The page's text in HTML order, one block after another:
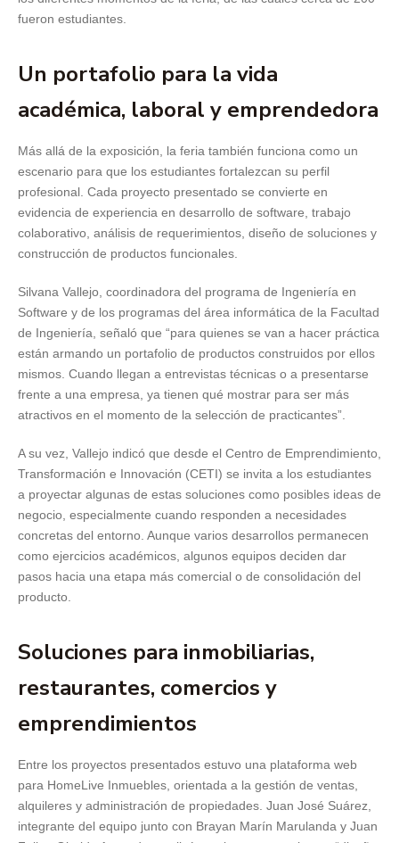
fueron estudiantes.
Un portafolio para la vida
académica, laboral y emprendedora
Más allá de la exposición, la feria también funciona como un
escenario para que los estudiantes fortalezcan su perfil
profesional. Cada proyecto presentado se convierte en
evidencia de experiencia en desarrollo de software, trabajo
colaborativo, análisis de requerimientos, diseño de soluciones y
construcción de productos funcionales.
Silvana Vallejo, coordinadora del programa de Ingeniería en
Software y de los programas del área informática de la Facultad
de Ingeniería, señaló que “para quienes se van a hacer práctica
están armando un portafolio de productos construidos por ellos
mismos. Cuando llegan a entrevistas técnicas o a presentarse
frente a una empresa, ya tienen qué mostrar para ser más
atractivos en el momento de la selección de practicantes”.
A su vez, Vallejo indicó que desde el Centro de Emprendimiento,
Transformación e Innovación (CETI) se invita a los estudiantes
a proyectar algunas de estas soluciones como posibles ideas de
negocio, especialmente cuando responden a necesidades
concretas del entorno. Aunque varios desarrollos permanecen
como ejercicios académicos, algunos equipos deciden dar
pasos hacia una etapa más comercial o de consolidación del
producto.
Soluciones para inmobiliarias,
restaurantes, comercios y
emprendimientos
Entre los proyectos presentados estuvo una plataforma web
para HomeLive Inmuebles, orientada a la gestión de ventas,
alquileres y administración de propiedades. Juan José Suárez,
integrante del equipo junto con Brayan Marín Marulanda y Juan